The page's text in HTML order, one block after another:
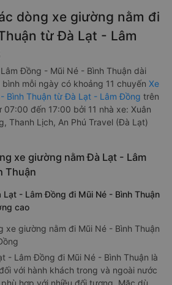
dòng xe giường nằm đi
từ Đà Lạt - Lâm
Đồng - Mũi Né - Bình Thuận dài
mỗi ngày có khoảng 11 chuyến Xe
Bình Thuận từ Đà Lạt - Lâm Đồng trên
07:00 đến 17:00 bởi 11 nhà xe: Xuân
Thanh Lịch, An Phú Travel (Đà Lạt)
xe giường nằm Đà Lạt - Lâm
Thuận
- Lâm Đồng đi Mũi Né - Bình Thuận
cao
xe giường nằm đi Mũi Né - Bình Thuận
- Lâm Đồng đi Mũi Né - Bình Thuận là
với hành khách trong và ngoài nước
hợp với nhiều đối tượng. Mặc dù